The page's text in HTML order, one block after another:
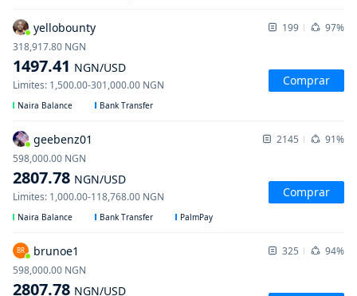
yellobounty 199 97%
1497.41 NGN/USD
318,917.80 NGN
Limites: 1,500.00-301,000.00 NGN Comprar
Naira Balance Bank Transfer
geebenz01 2145 91%
2807.78 NGN/USD
598,000.00 NGN
Limites: 1,000.00-118,768.00 NGN Comprar
Naira Balance Bank Transfer PalmPay
BR brunoe1 325 94%
2807.78 NGN/USD
598,000.00 NGN